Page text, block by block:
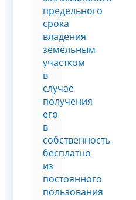
предельного
срока
владения
земельным
участком
в
случае
получения
его
в
собственность
бесплатно
из
постоянного
пользования